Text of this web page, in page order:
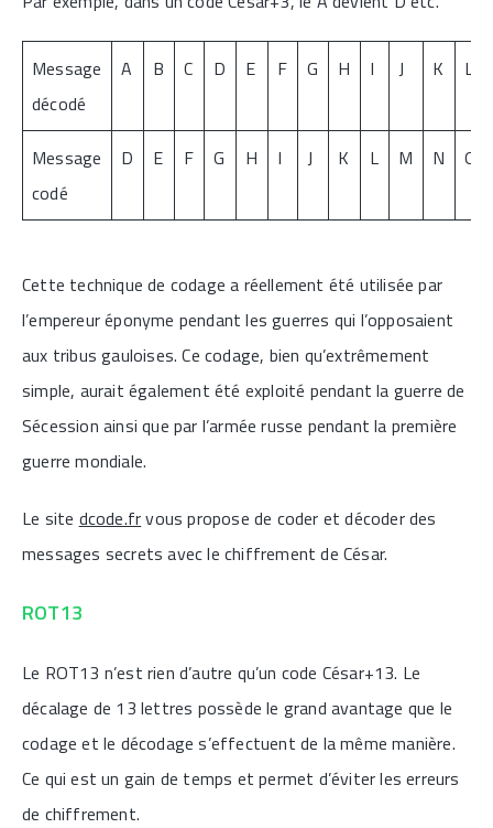
Message
décodé
A B C D E F G H I J K L
Message
codé
D E F G H I J K L M N O
Cette technique de codage a réellement été utilisée par
l’empereur éponyme pendant les guerres qui l’opposaient
aux tribus gauloises. Ce codage, bien qu’extrêmement
simple, aurait également été exploité pendant la guerre de
Sécession ainsi que par l’armée russe pendant la première
guerre mondiale.
Le site dcode.frvous propose de coder et décoder des
messages secrets avec le chiffrement de César.
ROT13
Le ROT13 n’est rien d’autre qu’un code César+13. Le
décalage de 13 lettres possède le grand avantage que le
codage et le décodage s’effectuent de la même manière.
Ce qui est un gain de temps et permet d’éviter les erreurs
de chiffrement.